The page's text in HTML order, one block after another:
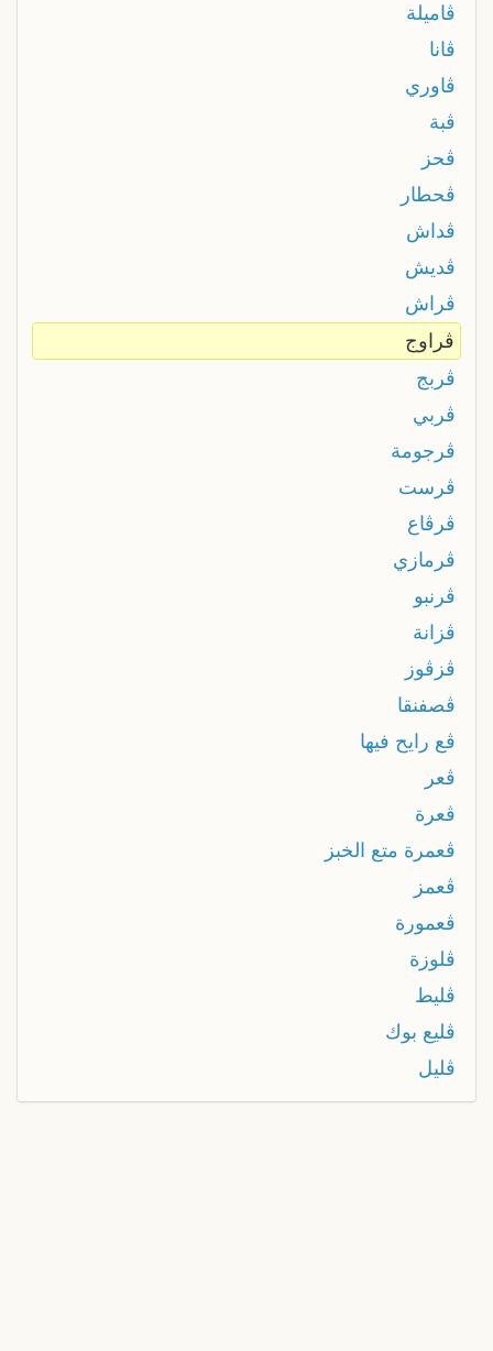
ڨاميلة
ڨانا
ڨاوري
ڨبة
ڨحز
ڨحطار
ڨداش
ڨديش
ڨراش
ڨراوج
ڨربج
ڨربي
ڨرجومة
ڨرست
ڨرڨاع
ڨرمازي
ڨرنبو
ڨزانة
ڨزڨوز
ڨصفنقا
ڨع رايح فيها
ڨعر
ڨعرة
ڨعمرة متع الخبز
ڨعمز
ڨعمورة
ڨلوزة
ڨليط
ڨليع بوك
ڨليل